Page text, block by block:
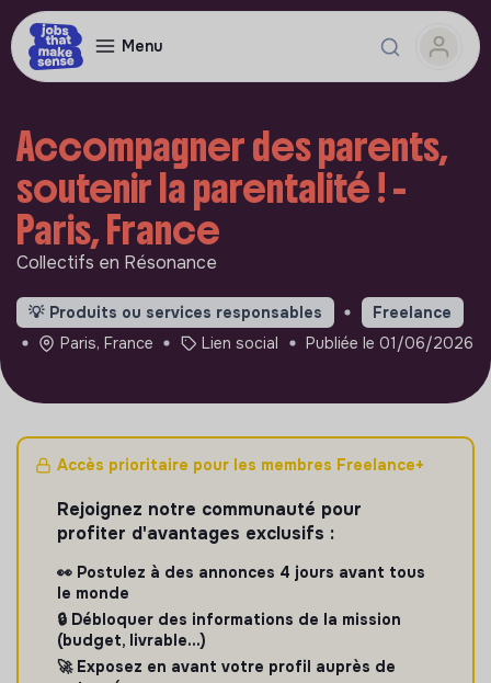
Menu
Accompagner des parents,
soutenir la parentalité ! -
Paris, France
Collectifs en Résonance
💡 Produits ou services responsables
Freelance
Paris, France
Lien social Publiée le 01/06/2026
Accès prioritaire pour les membres Freelance+
Rejoignez notre communauté pour
profiter d'avantages exclusifs :
👀 Postulez à des annonces 4 jours avant tous
le monde
🔒 Débloquer des informations de la mission
(budget, livrable...)
🚀 Exposez en avant votre profil auprès de